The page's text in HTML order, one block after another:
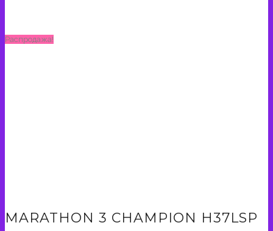
Распродажа!
MARATHON 3 CHAMPION H37LSP